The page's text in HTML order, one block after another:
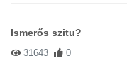
Ismerős szitu?
31643 0